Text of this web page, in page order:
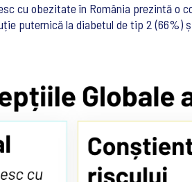
cu obezitate în România prezintă o
puternică la diabetul de tip 2 (66%)